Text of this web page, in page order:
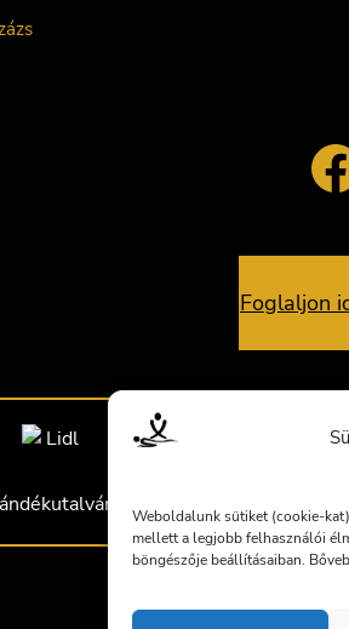
Weboldalunk sütiket (cookie-
mellett a legjobb felhasználói
böngészője beállításaiban.
Facebook
Foglaljon
Ajándékutalvány